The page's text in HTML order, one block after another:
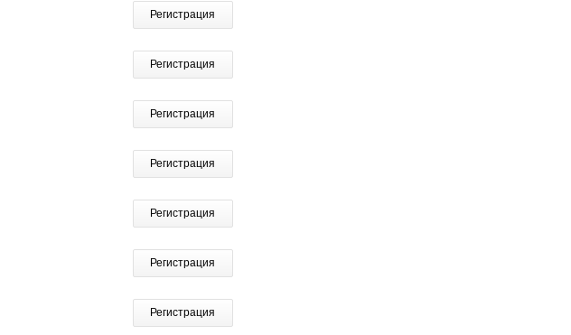
Регистрация
Регистрация
Регистрация
Регистрация
Регистрация
Регистрация
Регистрация